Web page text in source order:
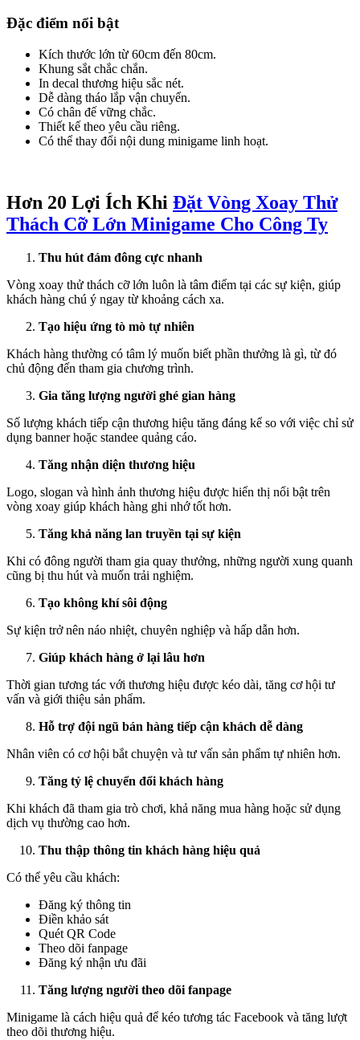
Đặc điểm nổi bật
Kích thước lớn từ 60cm đến 80cm.
Khung sắt chắc chắn.
In decal thương hiệu sắc nét.
Dễ dàng tháo lắp vận chuyển.
Có chân đế vững chắc.
Thiết kế theo yêu cầu riêng.
Có thể thay đổi nội dung minigame linh hoạt.
Hơn 20 Lợi Ích Khi Đặt Vòng Xoay Thử
Thách Cỡ Lớn Minigame Cho Công Ty
Thu hút đám đông cực nhanh
Vòng xoay thử thách cỡ lớn luôn là tâm điểm tại các sự kiện, giúp
khách hàng chú ý ngay từ khoảng cách xa.
Tạo hiệu ứng tò mò tự nhiên
Khách hàng thường có tâm lý muốn biết phần thưởng là gì, từ đó
chủ động đến tham gia chương trình.
Gia tăng lượng người ghé gian hàng
Số lượng khách tiếp cận thương hiệu tăng đáng kể so với việc chỉ sử
dụng banner hoặc standee quảng cáo.
Tăng nhận diện thương hiệu
Logo, slogan và hình ảnh thương hiệu được hiển thị nổi bật trên
vòng xoay giúp khách hàng ghi nhớ tốt hơn.
Tăng khả năng lan truyền tại sự kiện
Khi có đông người tham gia quay thưởng, những người xung quanh
cũng bị thu hút và muốn trải nghiệm.
Tạo không khí sôi động
Sự kiện trở nên náo nhiệt, chuyên nghiệp và hấp dẫn hơn.
Giúp khách hàng ở lại lâu hơn
Thời gian tương tác với thương hiệu được kéo dài, tăng cơ hội tư
vấn và giới thiệu sản phẩm.
Hỗ trợ đội ngũ bán hàng tiếp cận khách dễ dàng
Nhân viên có cơ hội bắt chuyện và tư vấn sản phẩm tự nhiên hơn.
Tăng tỷ lệ chuyển đổi khách hàng
Khi khách đã tham gia trò chơi, khả năng mua hàng hoặc sử dụng
dịch vụ thường cao hơn.
Thu thập thông tin khách hàng hiệu quả
Có thể yêu cầu khách:
Đăng ký thông tin
Điền khảo sát
Quét QR Code
Theo dõi fanpage
Đăng ký nhận ưu đãi
Tăng lượng người theo dõi fanpage
Minigame là cách hiệu quả để kéo tương tác Facebook và tăng lượt
theo dõi thương hiệu.